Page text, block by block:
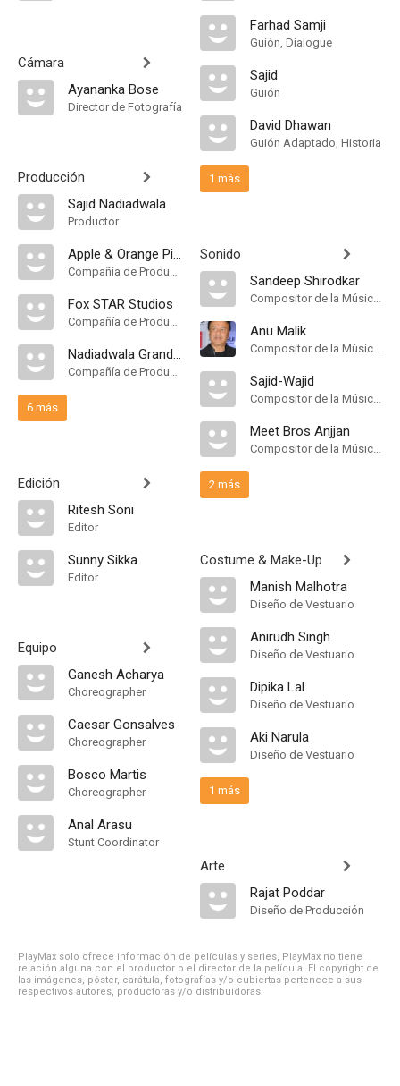
Cámara
Ayananka Bose
Director de Fotografía
Producción
Sajid Nadiadwala
Productor
Apple & Orange Pictures
Compañía de Produccion
Fox STAR Studios
Compañía de Produccion
Nadiadwala Grandson Entertainment
Compañía de Produccion
6 más
Edición
Ritesh Soni
Editor
Sunny Sikka
Editor
Equipo
Ganesh Acharya
Choreographer
Caesar Gonsalves
Choreographer
Bosco Martis
Choreographer
Anal Arasu
Stunt Coordinator
Farhad Samji
Guión, Dialogue
Sajid
Guión
David Dhawan
Guión Adaptado, Historia
1 más
Sonido
Sandeep Shirodkar
Compositor de la Música Original, Música
Anu Malik
Compositor de la Música Original, Música
Sajid-Wajid
Compositor de la Música Original
Meet Bros Anjjan
Compositor de la Música Original
2 más
Costume & Make-Up
Manish Malhotra
Diseño de Vestuario
Anirudh Singh
Diseño de Vestuario
Dipika Lal
Diseño de Vestuario
Aki Narula
Diseño de Vestuario
1 más
Arte
Rajat Poddar
Diseño de Producción
PlayMax solo ofrece información de películas y series, PlayMax no tiene
relación alguna con el productor o el director de la película. El copyright de
las imágenes, póster, carátula, fotografías y/o cubiertas pertenece a sus
respectivos autores, productoras y/o distribuidoras.